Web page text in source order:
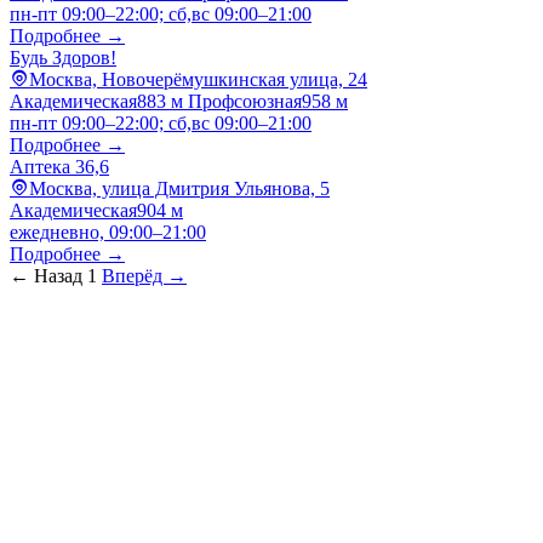
пн-пт 09:00–22:00; сб,вс 09:00–21:00
Подробнее →
Будь Здоров!
Москва, Новочерёмушкинская улица, 24
Академическая883 м Профсоюзная958 м
пн-пт 09:00–22:00; сб,вс 09:00–21:00
Подробнее →
Аптека 36,6
Москва, улица Дмитрия Ульянова, 5
Академическая904 м
ежедневно, 09:00–21:00
Подробнее →
← Назад 1 Вперёд →